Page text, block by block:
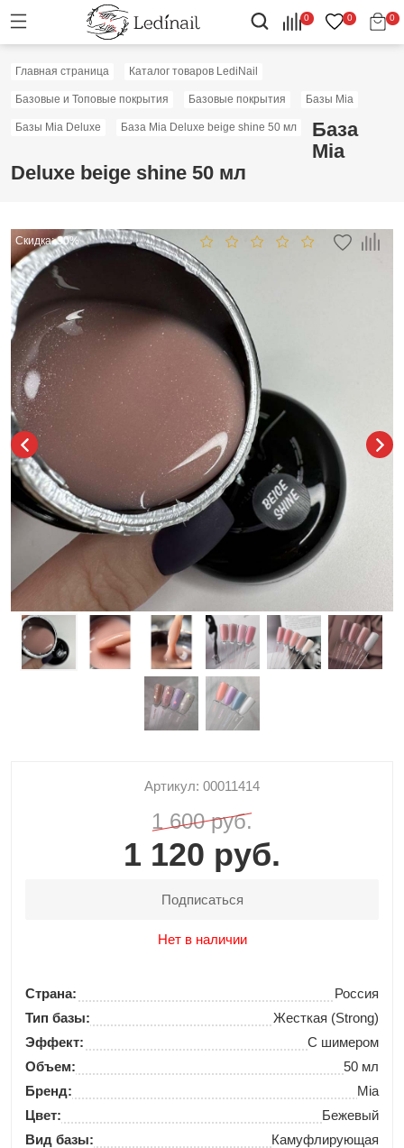
0 0 0
Главная страница Каталог товаров LediNail
Базовые и Топовые покрытия Базовые покрытия Базы Mia
Базы Mia Deluxe База Mia Deluxe beige shine 50 мл
База
Mia
Deluxe beige shine 50 мл
Скидка: 30%
Артикул: 00011414
1 600 руб.
1 120 руб.
Подписаться
Нет в наличии
Страна:
Россия
Тип базы:
Жесткая (Strong)
Эффект:
С шимером
Объем:
50 мл
Бренд:
Mia
Цвет:
Бежевый
Вид базы:
Камуфлирующая